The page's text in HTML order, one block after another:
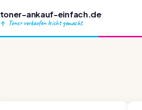
toner-ankauf-einfach.de
Toner verkaufen leicht gemacht